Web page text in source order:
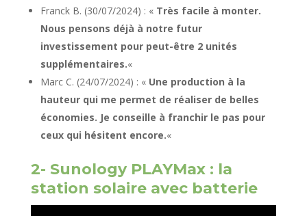
Franck B. (30/07/2024) : « Très facile à monter.
Nous pensons déjà à notre futur
investissement pour peut-être 2 unités
supplémentaires.«
Marc C. (24/07/2024) : « Une production à la
hauteur qui me permet de réaliser de belles
économies. Je conseille à franchir le pas pour
ceux qui hésitent encore.«
2- Sunology PLAYMax : la
station solaire avec batterie